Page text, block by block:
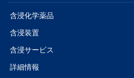
含浸化学薬品
含浸装置
含浸サービス
詳細情報